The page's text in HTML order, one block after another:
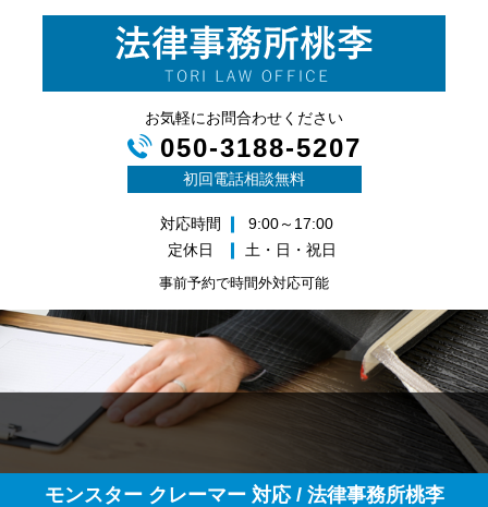
お気軽にお問合わせください
050-3188-5207
初回電話相談無料
対応時間
9:00～17:00
定休日
土・日・祝日
事前予約で時間外対応可能
モンスター クレーマー 対応 / 法律事務所桃李